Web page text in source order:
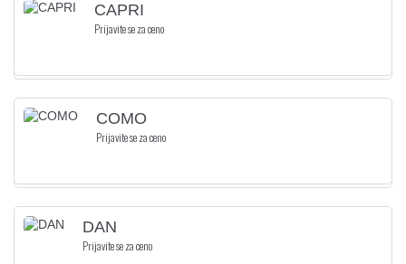
CAPRI
Prijavite se za ceno
COMO
Prijavite se za ceno
DAN
Prijavite se za ceno